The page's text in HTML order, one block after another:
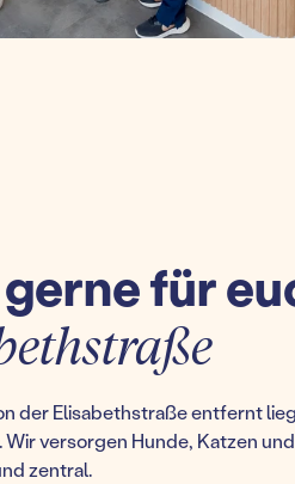
für
der Elisabethstraße entfernt
versorgen Hunde, Katzen
zentral.